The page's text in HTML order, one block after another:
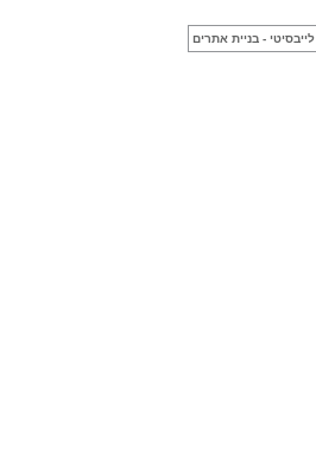
לייבסיטי - בניית אתרים